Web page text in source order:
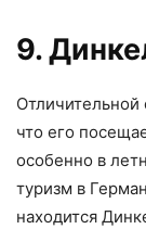
9.
Отличительной
что его
особенно в
туризм в
находится